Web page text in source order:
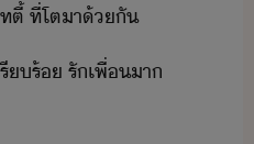
ตี้​ ​ที่​โตา​้ั
ร้​ ​รั​เพื่​า